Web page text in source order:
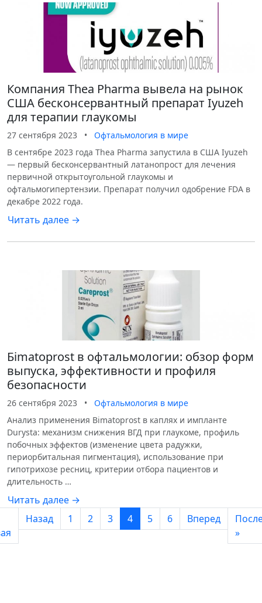
Компания Thea Pharma вывела на рынок
США бесконсервантный препарат Iyuzeh
для терапии глаукомы
27 сентября 2023 •
Офтальмология в мире
В сентябре 2023 года Thea Pharma запустила в США Iyuzeh
— первый бесконсервантный латанопрост для лечения
первичной открытоугольной глаукомы и
офтальмогипертензии. Препарат получил одобрение FDA в
декабре 2022 года.
Читать далее →
Бimatoprost в офтальмологии: обзор форм
выпуска, эффективности и профиля
безопасности
26 сентября 2023 •
Офтальмология в мире
Анализ применения Bimatoprost в каплях и импланте
Durysta: механизм снижения ВГД при глаукоме, профиль
побочных эффектов (изменение цвета радужки,
периорбитальная пигментация), использование при
гипотрихозе ресниц, критерии отбора пациентов и
длительность …
Читать далее →
Назад 1 2 3 4 5 6 Вперед
»